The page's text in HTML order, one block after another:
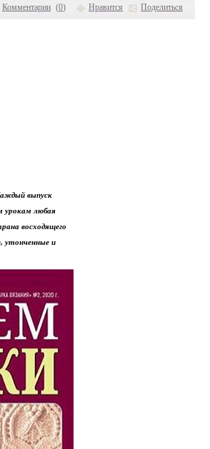
Комментарии (0) Нравится Поделиться
выпуск
урокам любая
восходящего
утонченные и